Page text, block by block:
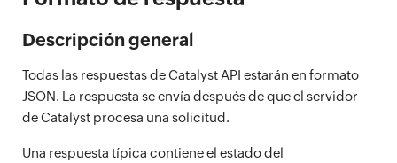
Descripción general
Todas las respuestas de Catalyst API estarán en formato
JSON. La respuesta se envía después de que el servidor
de Catalyst procesa una solicitud.
Una respuesta típica contiene el estado del